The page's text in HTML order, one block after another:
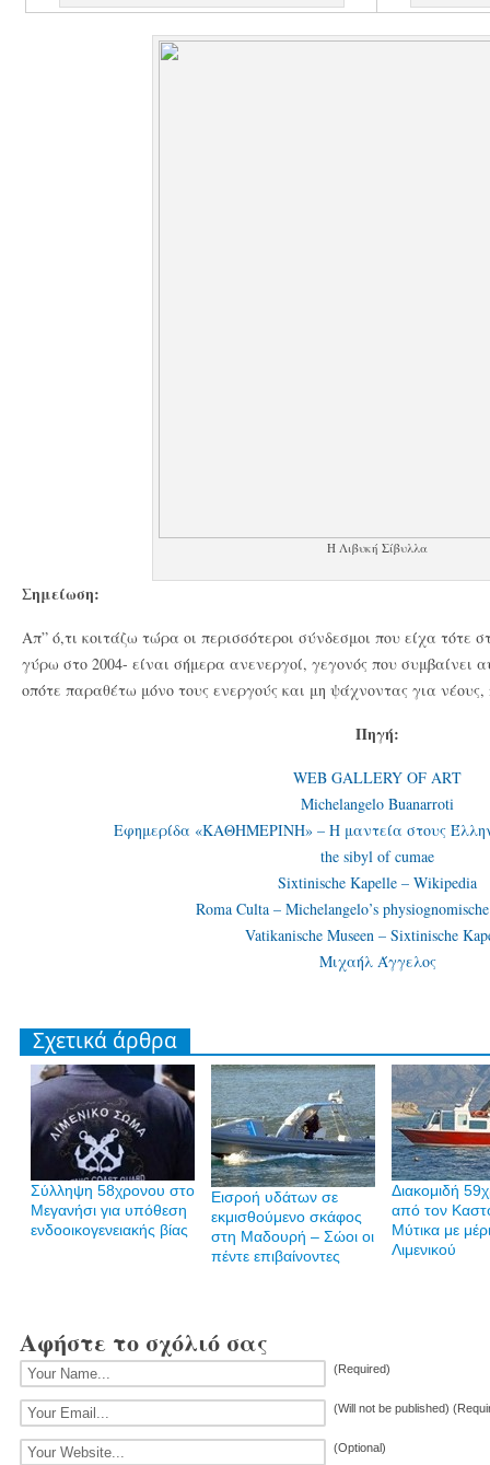
Η Λιβυκή Σίβυλλα
Σημείωση:
Απ” ό,τι κοιτάζω τώρα οι περισσότεροι σύνδεσμοι που είχα τότε
γύρω στο 2004- είναι σήμερα ανενεργοί, γεγονός που συμβαίνει
οπότε παραθέτω μόνο τους ενεργούς και μη ψάχνοντας για
Πηγή:
WEB GALLERY OF ART
Michelangelo Buanarroti
Εφημερίδα «ΚΑΘΗΜΕΡΙΝΗ» – Η μαντεία στους
the sibyl of cumae
Sixtinische Kapelle – Wikipedia
Roma Culta – Michelangelo’s
Vatikanische Museen – Sixtinische
Μιχαήλ Άγγελος
Σχετικά άρθρα
Σύλληψη 58χρονου στο
Μεγανήσι για υπόθεση
ενδοοικογενειακής βίας
Εισροή υδάτων σε
εκμισθούμενο σκάφος
στη Μαδουρή – Σώοι οι
πέντε επιβαίνοντες
Διακομιδή
από τον
Μύτικα με
Λιμενικού
Αφήστε το σχόλιό σας
(Required)
(Will not be published)
(Optional)